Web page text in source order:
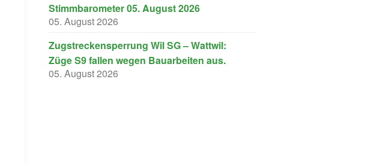
Stimmbarometer 05. August 2026
05. August 2026
Zugstreckensperrung Wil SG – Wattwil:
Züge S9 fallen wegen Bauarbeiten aus.
05. August 2026